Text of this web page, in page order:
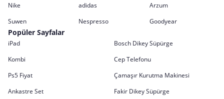
Nike
adidas
Arzum
Suwen
Nespresso Goodyear
Popüler Sayfalar
iPad
Bosch Dikey Süpürge
Kombi
Cep Telefonu
Ps5 Fiyat
Çamaşır Kurutma Makinesi
Ankastre Set
Fakir Dikey Süpürge